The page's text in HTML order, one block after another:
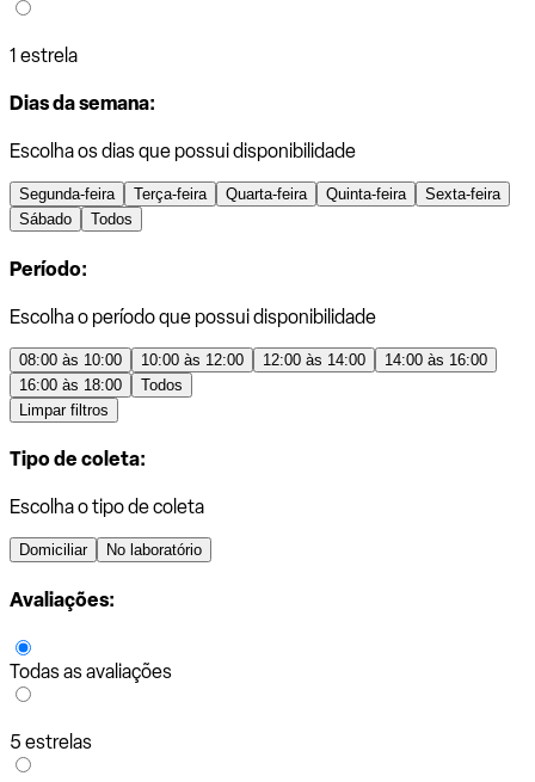
1 estrela
Dias da semana:
Escolha os dias que possui disponibilidade
Segunda-feira Terça-feira Quarta-feira Quinta-feira
Sexta-feira
Sábado
Todos
Período:
Escolha o período que possui disponibilidade
08:00 às 10:00 10:00 às 12:00 12:00 às 14:00
14:00 às 16:00
16:00 às 18:00
Todos
Limpar filtros
Tipo de coleta:
Escolha o tipo de coleta
Domiciliar No laboratório
Avaliações:
Todas as avaliações
5 estrelas